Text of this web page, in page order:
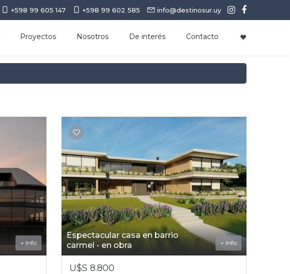
+598 99 605 147 +598 99 602 585 info@destinosur.uy
Proyectos Nosotros De interés Contacto
+ Info
Espectacular casa en barrio
carmel - en obra
+ Info
U$S 8.800